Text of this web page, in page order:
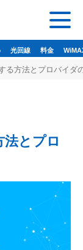
光回線 料金
る方法とプロバイダ